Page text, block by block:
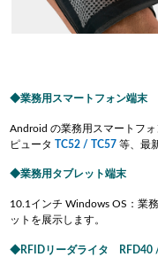
業務用スマートフォン端末
Android の業務用スマートフ
ピュータTC52 / TC57 等、最
業務用タブレット端末
10.1インチ Windows OS：業
ットを展示します。
RFIDリーダライタ RFD40